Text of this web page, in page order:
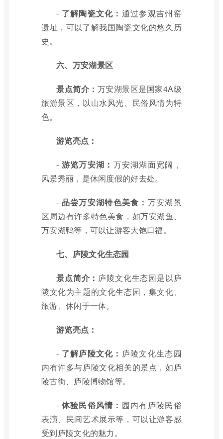
- 了解陶瓷文化： 通过参观吉州窑
遗址，可以了解我国陶瓷文化的悠久历
史。
六、万安湖景区
景点简介： 万安湖景区是国家4A级
旅游景区，以山水风光、民俗风情为特
色。
游览亮点：
- 游览万安湖： 万安湖湖面宽阔，
风景秀丽，是休闲度假的好去处。
- 品尝万安湖特色美食： 万安湖景
区周边有许多特色美食，如万安湖鱼、
万安湖鸭等，可以让游客大饱口福。
七、庐陵文化生态园
景点简介： 庐陵文化生态园是以庐
陵文化为主题的文化生态园，集文化、
旅游、休闲于一体。
游览亮点：
- 了解庐陵文化： 庐陵文化生态园
内有许多与庐陵文化相关的景点，如庐
陵古街、庐陵博物馆等。
- 体验民俗风情： 园内有庐陵民俗
表演、民间艺术展示等，可以让游客感
受到庐陵文化的魅力。